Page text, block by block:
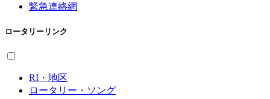
緊急連絡網
ロータリーリンク
RI・地区
ロータリー・ソング